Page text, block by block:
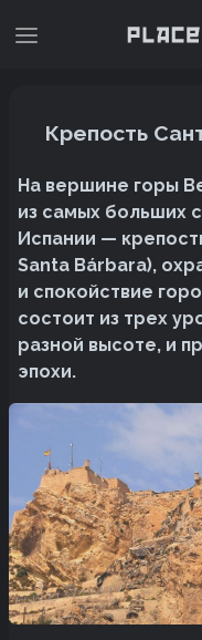
Крепость
На вершине горы
из самых больших
Испании —
Santa Bárbara),
и спокойствие
состоит из трех
разной высоте, и
эпохи.